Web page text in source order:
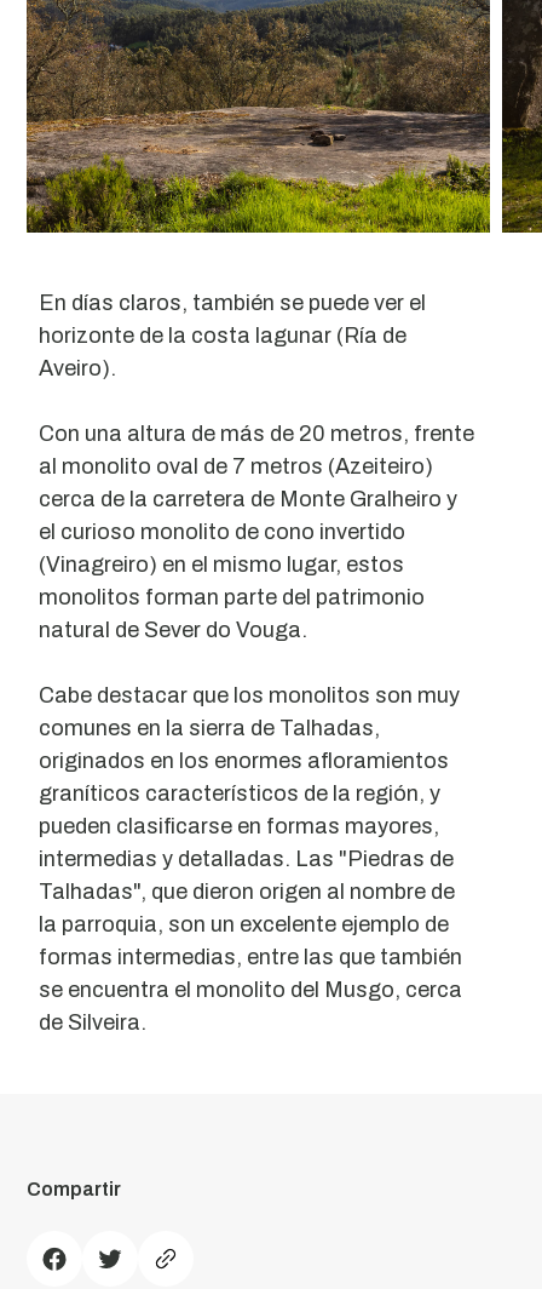
En días claros, también se puede ver el
horizonte de la costa lagunar (Ría de
Aveiro).
Con una altura de más de 20 metros, frente
al monolito oval de 7 metros (Azeiteiro)
cerca de la carretera de Monte Gralheiro y
el curioso monolito de cono invertido
(Vinagreiro) en el mismo lugar, estos
monolitos forman parte del patrimonio
natural de Sever do Vouga.
Cabe destacar que los monolitos son muy
comunes en la sierra de Talhadas,
originados en los enormes afloramientos
graníticos característicos de la región, y
pueden clasificarse en formas mayores,
intermedias y detalladas. Las "Piedras de
Talhadas", que dieron origen al nombre de
la parroquia, son un excelente ejemplo de
formas intermedias, entre las que también
se encuentra el monolito del Musgo, cerca
de Silveira.
Compartir
do